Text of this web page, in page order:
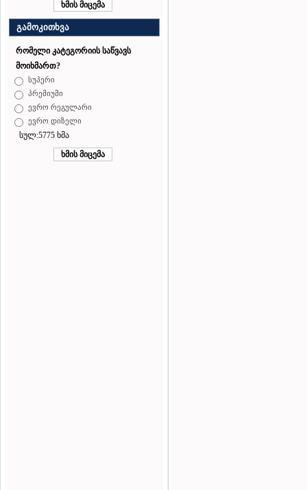
გამოკითხვა
რომელი კატეგორიის საწვავს
მოიხმართ?
სუპერი
პრემიუმი
ევრო რეგულარი
ევრო დიზელი
სულ:5775 ხმა